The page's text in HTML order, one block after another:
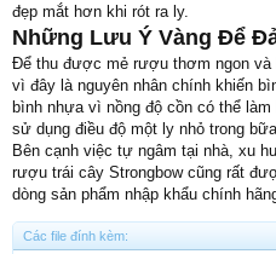
đẹp mắt hơn khi rót ra ly.
Những Lưu Ý Vàng Để
Để thu được mẻ rượu thơm ngon và
vì đây là nguyên nhân chính khiến
bình nhựa vì nồng độ cồn có thể
sử dụng điều độ một ly nhỏ trong
Bên cạnh việc tự ngâm tại nhà, xu
rượu trái cây Strongbow cũng rất
dòng sản phẩm nhập khẩu chính
Các file đính kèm: